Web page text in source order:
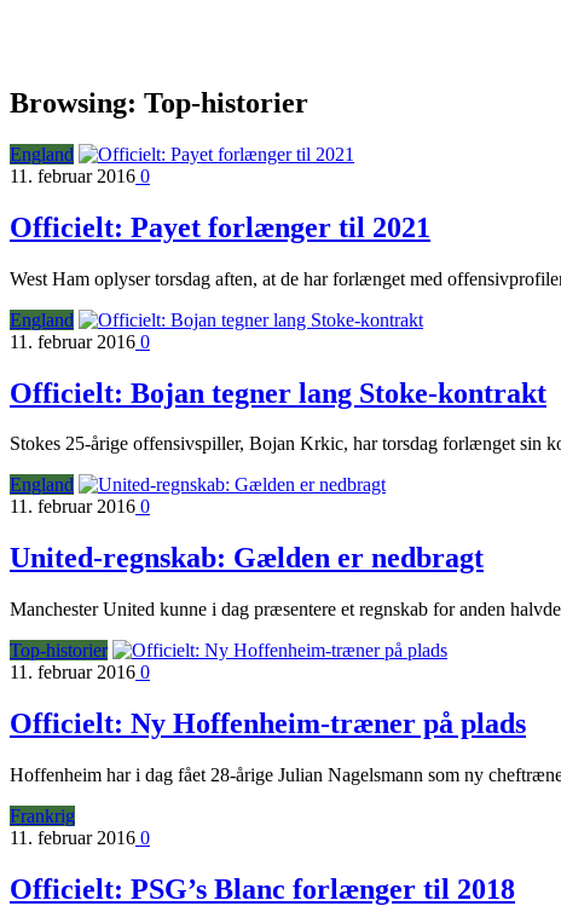
Browsing: Top-historier
England
11. februar 2016 0
Officielt: Payet forlænger til 2021
West Ham oplyser torsdag aften, at de har forlænget med
England
11. februar 2016 0
Officielt: Bojan tegner lang Stoke-kontrakt
Stokes 25-årige offensivspiller, Bojan Krkic, har torsdag forlænget sin
England
11. februar 2016 0
United-regnskab: Gælden er nedbragt
Manchester United kunne i dag præsentere et regnskab for anden
Top-historier
11. februar 2016 0
Officielt: Ny Hoffenheim-træner på plads
Hoffenheim har i dag fået 28-årige Julian Nagelsmann som ny
Frankrig
11. februar 2016 0
Officielt: PSG’s Blanc forlænger til 2018